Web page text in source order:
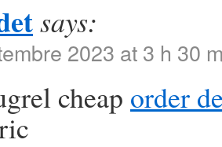
says:
2023 at 3 h 30
cheap order